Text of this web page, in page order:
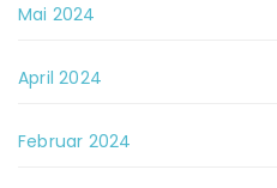
Mai 2024
April 2024
Februar 2024